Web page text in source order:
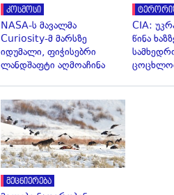
კოსმოსი
NASA-ს მავალმა
Curiosity-მ მარსზე
იდუმალი, ფიჭისებრი
ლანდშაფტი აღმოაჩინა
CIA:
წინა
მეცნიერება